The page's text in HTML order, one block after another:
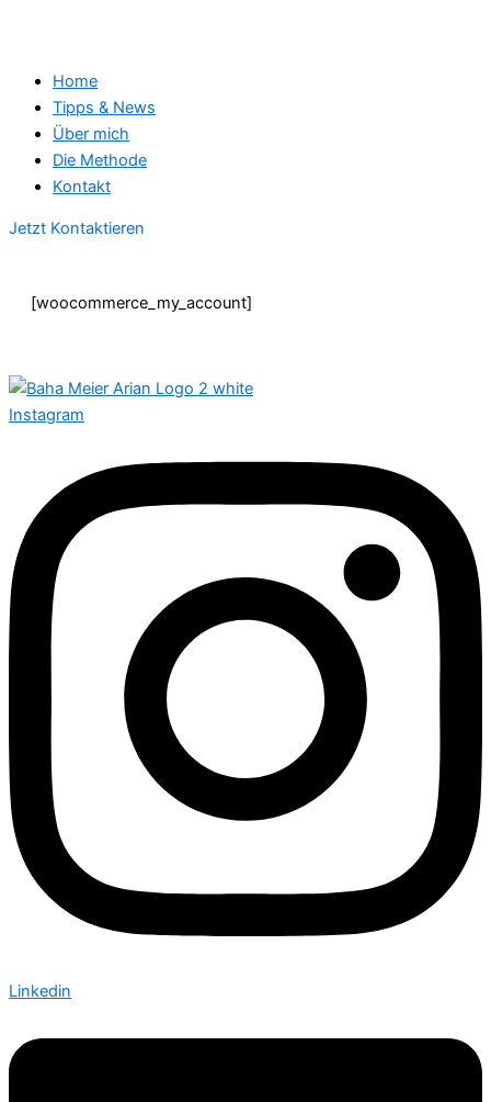
Home
Tipps & News
Über mich
Die Methode
Kontakt
Jetzt Kontaktieren
[woocommerce_my_account]
Instagram
Linkedin